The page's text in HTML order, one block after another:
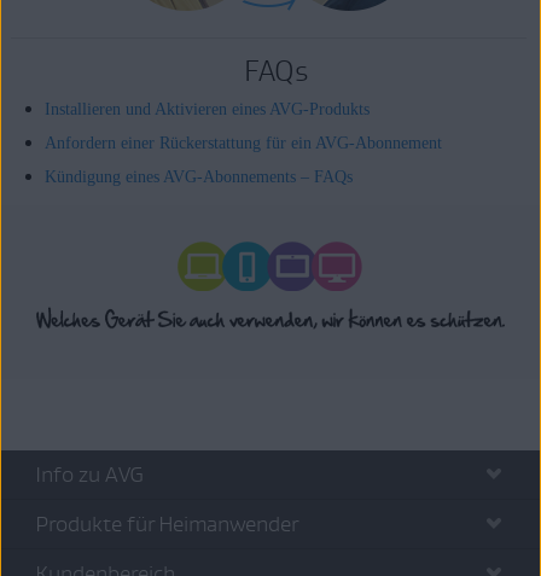
FAQs
Installieren und Aktivieren eines AVG-Produkts
Anfordern einer Rückerstattung für ein AVG-Abonnement
Kündigung eines AVG-Abonnements – FAQs
Info zu AVG
Produkte für Heimanwender